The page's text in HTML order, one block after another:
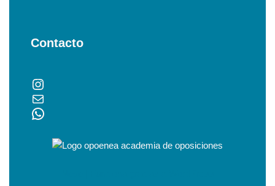
Contacto